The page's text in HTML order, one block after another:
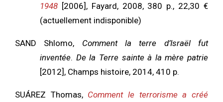
1948 [2006], Fayard, 2008, 380 p., 22,30 €
(actuellement indisponible)
SAND Shlomo, Comment la terre d’Israël fut
inventée. De la Terre sainte à la mère patrie
[2012], Champs histoire, 2014, 410 p.
SUÁREZ Thomas, Comment le terrorisme a créé